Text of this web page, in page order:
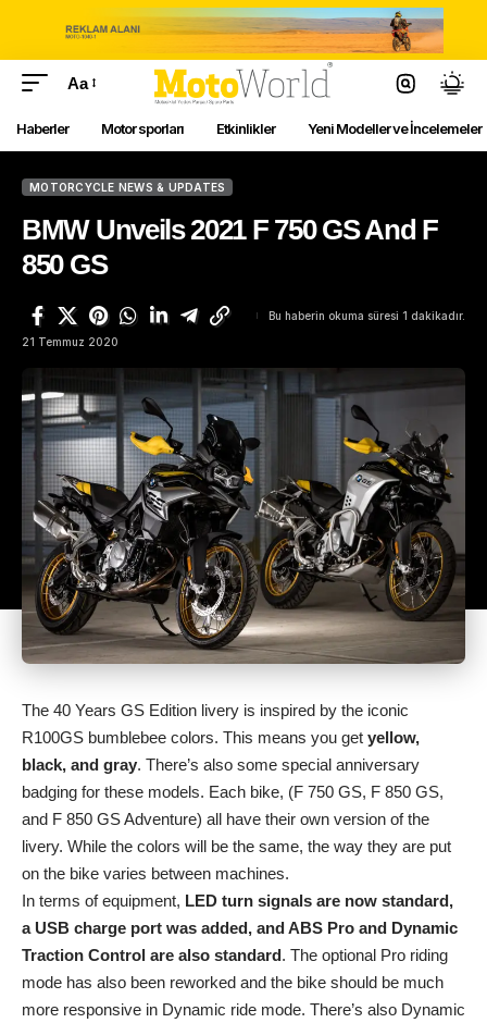
Aa
Haberler Motor sporları Etkinlikler Yeni Modeller ve İncelemeler
MOTORCYCLE NEWS & UPDATES
BMW Unveils 2021 F 750 GS And F
850 GS
21 Temmuz 2020
Bu haberin okuma süresi 1 dakikadır.
The 40 Years GS Edition livery is inspired by the iconic
R100GS bumblebee colors. This means you get yellow,
black, and gray. There’s also some special anniversary
badging for these models. Each bike, (F 750 GS, F 850 GS,
and F 850 GS Adventure) all have their own version of the
livery. While the colors will be the same, the way they are put
on the bike varies between machines.
In terms of equipment, LED turn signals are now standard,
a USB charge port was added, and ABS Pro and Dynamic
Traction Control are also standard. The optional Pro riding
mode has also been reworked and the bike should be much
more responsive in Dynamic ride mode. There’s also Dynamic